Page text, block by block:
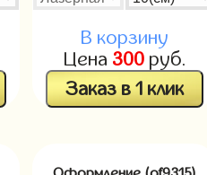
В корзину
Цена 300руб.
Заказ в 1 клик